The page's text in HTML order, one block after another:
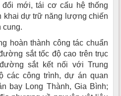
mới, tái cơ cấu hệ thống
khai dự trữ năng lượng chiến
cung.
hoàn thành công tác chuẩn
sắt tốc độ cao trên trục
sắt kết nối với Trung
các công trình, dự án quan
bay Long Thành, Gia Bình;